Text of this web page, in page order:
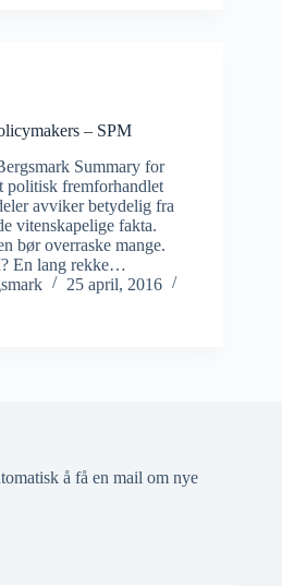
– SPM
Summary for
politisk fremforhandlet
avviker betydelig fra
vitenskapelige fakta.
bør overraske mange.
En lang rekke…
25 april, 2016
å få en mail om nye